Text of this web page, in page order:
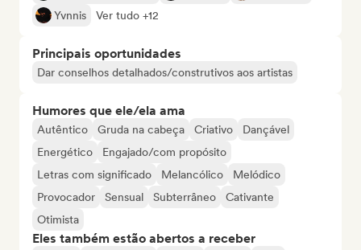
Yvnnis
Ver tudo +12
Principais oportunidades
Dar conselhos detalhados/construtivos aos artistas
Humores que ele/ela ama
Autêntico Gruda na cabeça Criativo
Dançável
Energético
Engajado/com propósito
Letras com significado
Melancólico
Melódico
Provocador
Sensual Subterrâneo
Cativante
Otimista
Eles também estão abertos a receber